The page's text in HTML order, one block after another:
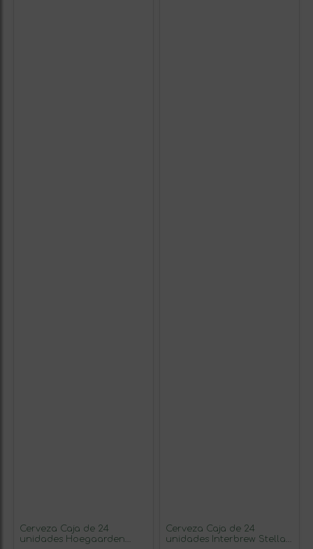
Cerveza Caja de 24
unidades Hoegaarden
Cerveza Caja de 24
unidades Interbrew Stella